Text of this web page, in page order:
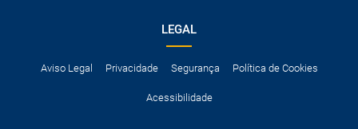
LEGAL
Aviso Legal Privacidade Segurança Política de Cookies
Acessibilidade